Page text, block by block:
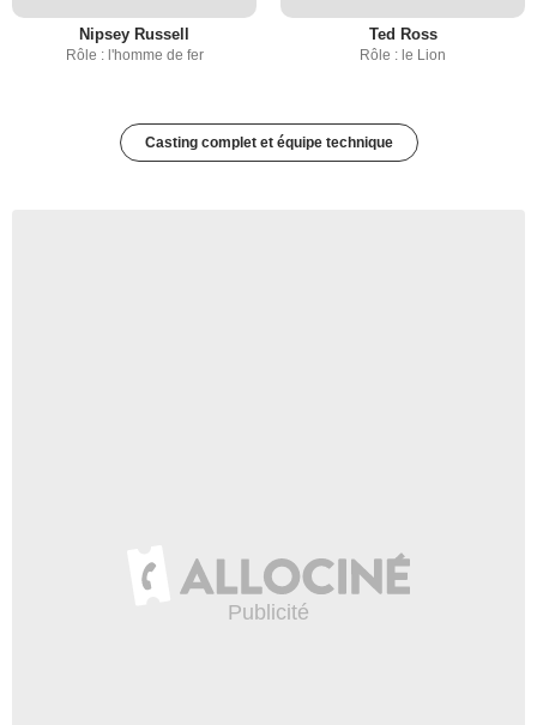
Nipsey Russell
Rôle : l'homme de fer
Ted Ross
Rôle : le Lion
Casting complet et équipe technique